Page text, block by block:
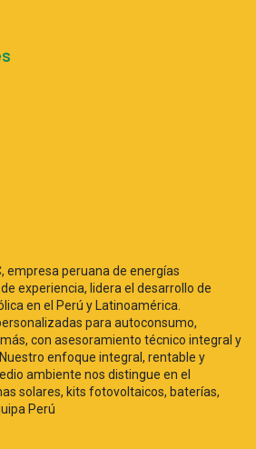
empresa peruana de energías
experiencia, lidera el desarrollo de
en el Perú y Latinoamérica.
para autoconsumo,
con asesoramiento técnico integral y
enfoque integral, rentable y
ambiente nos distingue en el
solares, kits fotovoltaicos, baterías,
Perú